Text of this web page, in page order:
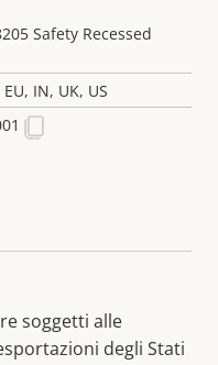
Safety Recessed
IN, UK, US
soggetti alle
degli Stati